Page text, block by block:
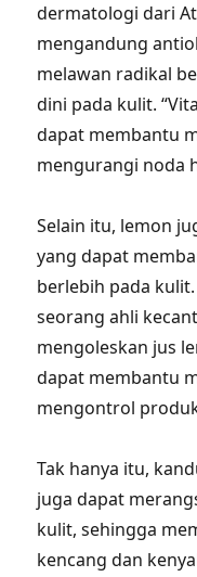
dermatologi dari
mengandung
melawan radikal
dini pada kulit.
dapat membantu
mengurangi noda
Selain itu, lemon
yang dapat
berlebih pada
seorang ahli
mengoleskan jus
dapat membantu
mengontrol
Tak hanya itu,
juga dapat
kulit, sehingga
kencang dan